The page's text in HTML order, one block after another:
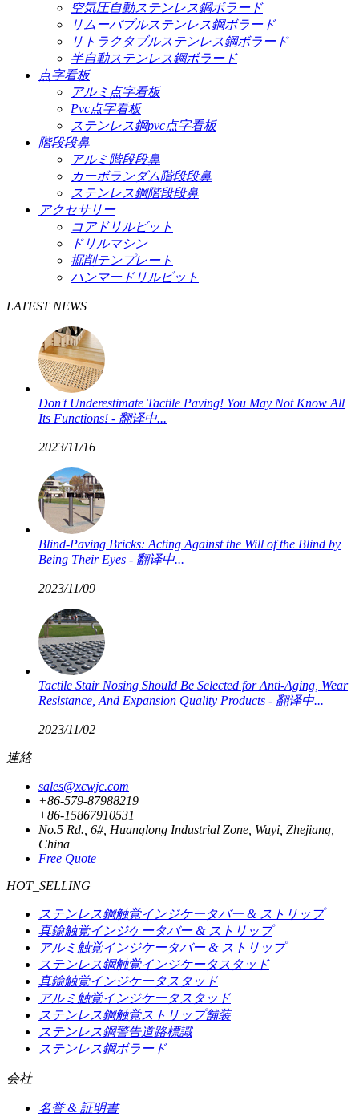
空気圧自動ステンレス鋼ボラード
リムーバブルステンレス鋼ボラード
リトラクタブルステンレス鋼ボラード
半自動ステンレス鋼ボラード
点字看板
アルミ点字看板
Pvc点字看板
ステンレス鋼pvc点字看板
階段段鼻
アルミ階段段鼻
カーボランダム階段段鼻
ステンレス鋼階段段鼻
アクセサリー
コアドリルビット
ドリルマシン
掘削テンプレート
ハンマードリルビット
LATEST NEWS
Don't Underestimate Tactile Paving! You May Not Know All
Its Functions! - 翻译中...
2023/11/16
Blind-Paving Bricks: Acting Against the Will of the Blind by
Being Their Eyes - 翻译中...
2023/11/09
Tactile Stair Nosing Should Be Selected for Anti-Aging, Wear
Resistance, And Expansion Quality Products - 翻译中...
2023/11/02
連絡
sales@xcwjc.com
+86-579-87988219
+86-15867910531
No.5 Rd., 6#, Huanglong Industrial Zone, Wuyi, Zhejiang,
China
Free Quote
HOT_SELLING
ステンレス鋼触覚インジケータバー & ストリップ
真鍮触覚インジケータバー & ストリップ
アルミ触覚インジケータバー & ストリップ
ステンレス鋼触覚インジケータスタッド
真鍮触覚インジケータスタッド
アルミ触覚インジケータスタッド
ステンレス鋼触覚ストリップ舗装
ステンレス鋼警告道路標識
ステンレス鋼ボラード
会社
名誉 & 証明書